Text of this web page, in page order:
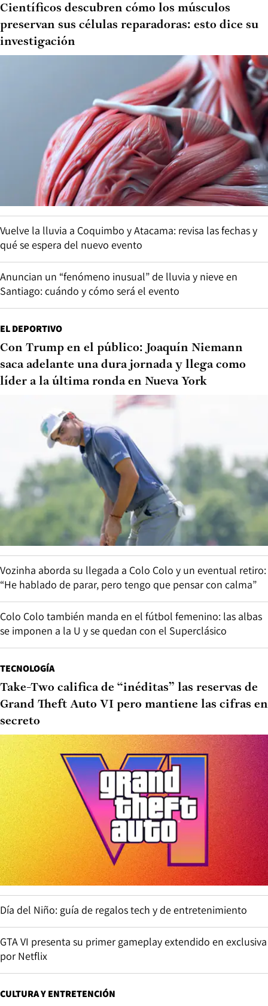
Científicos descubren cómo los músculos
preservan sus células reparadoras: esto dice su
investigación
Vuelve la lluvia a Coquimbo y Atacama: revisa las fechas y
qué se espera del nuevo evento
Anuncian un “fenómeno inusual” de lluvia y nieve en
Santiago: cuándo y cómo será el evento
EL DEPORTIVO
Con Trump en el público: Joaquín Niemann
saca adelante una dura jornada y llega como
líder a la última ronda en Nueva York
Vozinha aborda su llegada a Colo Colo y un eventual retiro:
“He hablado de parar, pero tengo que pensar con calma”
Colo Colo también manda en el fútbol femenino: las albas
se imponen a la U y se quedan con el Superclásico
TECNOLOGÍA
Take-Two califica de “inéditas” las reservas de
Grand Theft Auto VI pero mantiene las cifras en
secreto
Día del Niño: guía de regalos tech y de entretenimiento
GTA VI presenta su primer gameplay extendido en exclusiva
por Netflix
CULTURA Y ENTRETENCIÓN